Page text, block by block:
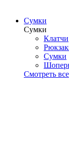
Сумки
Сумки
Клатчи
Сумки
Смотреть все